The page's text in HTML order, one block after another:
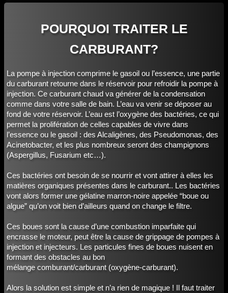
POURQUOI TRAITER LE
CARBURANT?
La pompe à injection comprime le gasoil ou l’essence, une partie
du carburant retourne dans le réservoir pour refroidir la pompe à
injection. Ce carburant chaud va générer de la condensation
comme dans votre salle de bain. L’eau va venir se déposer au
fond de votre réservoir. L’eau est l’oxygène des bactéries, ce qui
permet la prolifération de celles capables de vivre dans
l’essence ou le gasoil : des Alcaligènes, des Pseudomonas, des
Acinetobacter, et les plus nombreux seront des champignons
(Aspergillus, Fusarium etc…).
Ces bactéries ont besoin de se nourrir et vont attirer à elles les
matières organiques présentes dans le carburant.. Les bactéries
vont alors former une gélatine marron-noire appelée “boue ou
algue” qu’on voit bien d’ailleurs quand on change le filtre.
Ces boues sont la cause d’une combustion imparfaite qui
encrasse le moteur, peut être la cause de grippage de pompes à
injection et injecteurs. Les particules fines de boues nuisent en
formant des obstacles au bon
mélange comburant/carburant (oxygène-carburant).
Alors la solution est simple et n’a rien de magique ! Il faut traiter